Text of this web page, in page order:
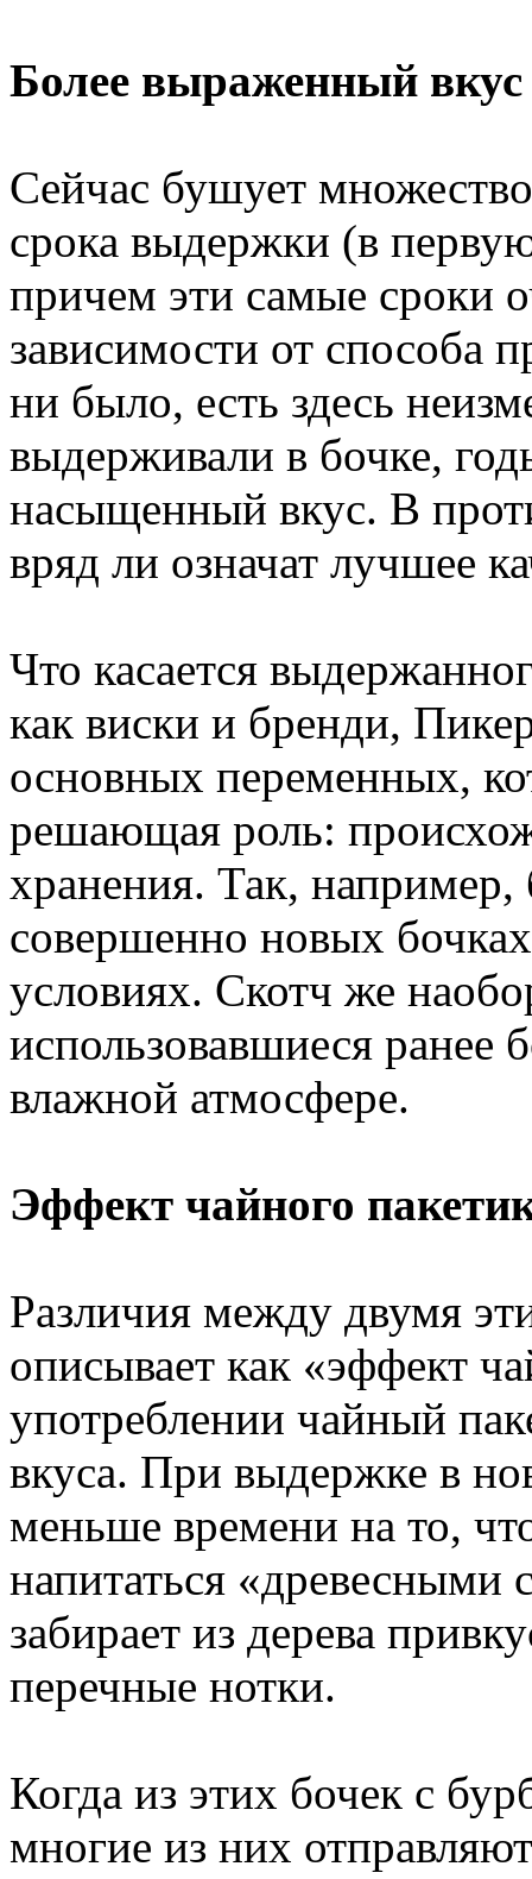
Более выраженный вкус
Сейчас бушует
срока выдержки (в
причем эти самые сроки
зависимости от способа
ни было, есть здесь
выдерживали в бочке,
насыщенный вкус. В
вряд ли означат лучшее
Что касается
как виски и бренди,
основных переменных,
решающая роль:
хранения. Так,
совершенно новых
условиях. Скотч же
использовавшиеся ранее
влажной атмосфере.
Эффект чайного
Различия между двумя
описывает как «эффект
употреблении чайный
вкуса. При выдержке в
меньше времени на то,
напитаться «древесными
забирает из дерева
перечные нотки.
Когда из этих бочек с
многие из них